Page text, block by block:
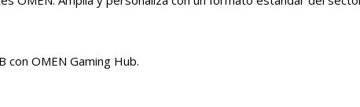
con OMEN Gaming Hub.